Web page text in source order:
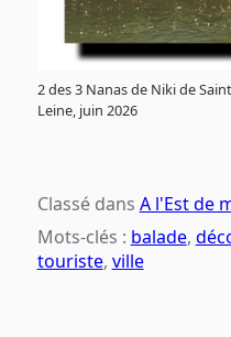
2 des 3 Nanas de Niki de
Leine, juin 2026
Classé dans A l'Est de
Mots-clés : balade,
touriste, ville